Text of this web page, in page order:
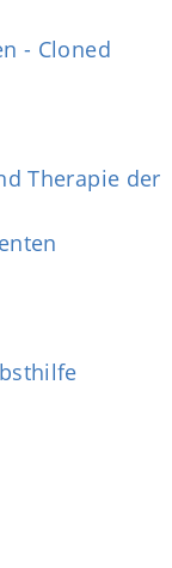
- Cloned
Therapie der